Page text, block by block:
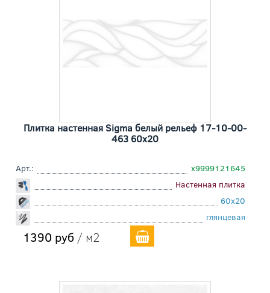
Плитка настенная Sigma белый рельеф 17-10-00-
463 60x20
Арт.:
х9999121645
Настенная плитка
60x20
глянцевая
1390 руб / м2